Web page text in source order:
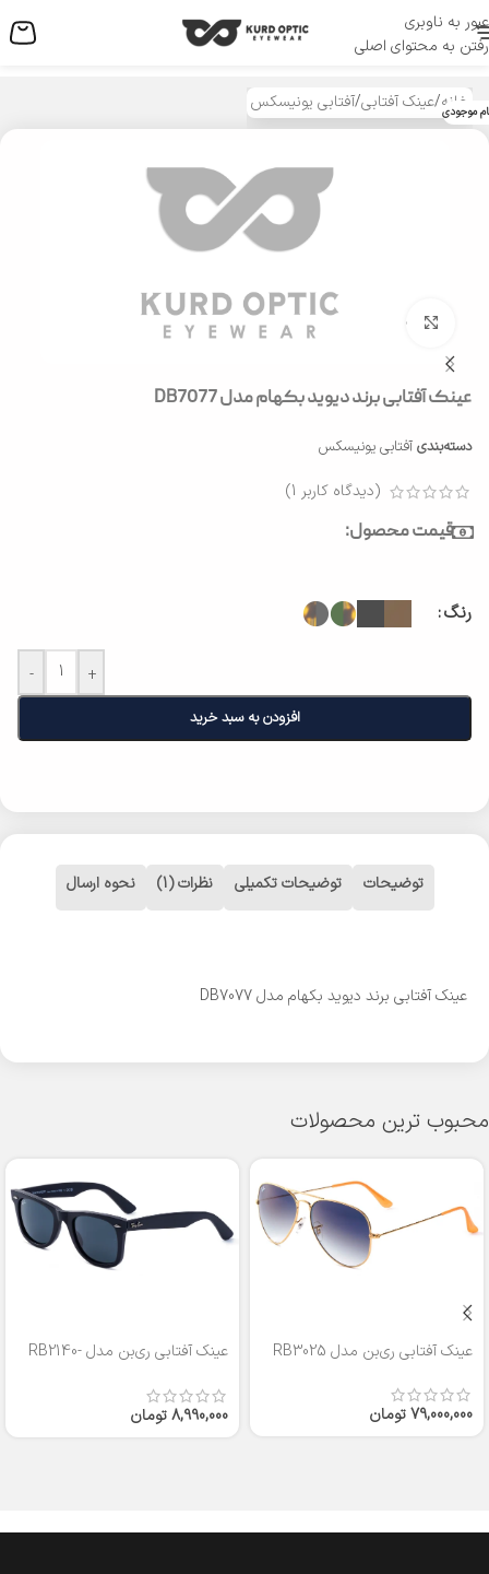
عبور به ناوبری
رفتن به محتوای اصلی
منو
خانه/عینک آفتابی/آفتابی یونیسکس موجودی
بزرگنمایی تصویر
عینک آفتابی برند دیوید بکهام مدل DB7077
دسته‌بندی آفتابی یونیسکس
(دیدگاه کاربر 1
)
قیمت محصول:
رنگ
- +
افزودن به سبد خرید
توضیحات توضیحات تکمیلی نظرات (1) نحوه ارسال
عینک آفتابی برند دیوید بکهام مدل DB7077
محبوب ترین محصولات
عینک آفتابی ری‌بن مدل RB3025
79,000,000تومان
عینک آفتابی ری‌بن مدل RB2140-
8,990,000تومان